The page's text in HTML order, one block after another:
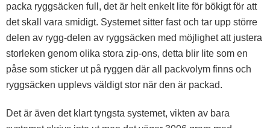
packa ryggsäcken full, det är helt enkelt lite för bökigt för att
det skall vara smidigt. Systemet sitter fast och tar upp större
delen av rygg-delen av ryggsäcken med möjlighet att justera
storleken genom olika stora zip-ons, detta blir lite som en
påse som sticker ut på ryggen där all packvolym finns och
ryggsäcken upplevs väldigt stor när den är packad.
Det är även det klart tyngsta systemet, vikten av bara